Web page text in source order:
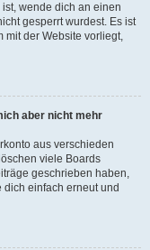
wende dich an einen
gesperrt wurdest. Es ist
mit der Website vorliegt,
aber nicht mehr
aus verschieden
viele Boards
geschrieben haben,
einfach erneut und